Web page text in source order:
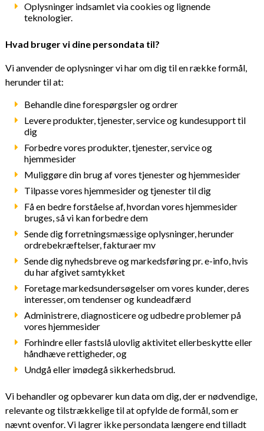
Oplysninger indsamlet via cookies og lignende
teknologier.
Hvad bruger vi dine persondata til?
Vi anvender de oplysninger vi har om dig til en række formål,
herunder til at:
Behandle dine forespørgsler og ordrer
Levere produkter, tjenester, service og kundesupport til
dig
Forbedre vores produkter, tjenester, service og
hjemmesider
Muliggøre din brug af vores tjenester og hjemmesider
Tilpasse vores hjemmesider og tjenester til dig
Få en bedre forståelse af, hvordan vores hjemmesider
bruges, så vi kan forbedre dem
Sende dig forretningsmæssige oplysninger, herunder
ordrebekræftelser, fakturaer mv
Sende dig nyhedsbreve og markedsføring pr. e-info, hvis
du har afgivet samtykket
Foretage markedsundersøgelser om vores kunder, deres
interesser, om tendenser og kundeadfærd
Administrere, diagnosticere og udbedre problemer på
vores hjemmesider
Forhindre eller fastslå ulovlig aktivitet ellerbeskytte eller
håndhæve rettigheder, og
Undgå eller imødegå sikkerhedsbrud.
Vi behandler og opbevarer kun data om dig, der er nødvendige,
relevante og tilstrækkelige til at opfylde de formål, som er
nævnt ovenfor. Vi lagrer ikke persondata længere end tilladt